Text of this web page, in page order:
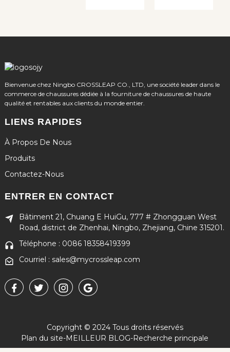
Bienvenue chez Ningbo CROSSLEAP CO., LTD, une société leader dans le
commerce de chaussures dédiée à la fourniture de chaussures de haute
qualité et rentables aux clients du monde entier.
LIENS RAPIDES
À Propos De Nous
Produits
Contactez-Nous
ENTRER EN CONTACT
Bâtiment 21, Chuang E HuiGu, 777 # Zhongguan West
Road, district de Zhenhai, Ningbo, Zhejiang, Chine 315201.
Téléphone : 0086 18358419399
Courriel : sales@mycrossleap.com
Copyright © 2024 Tous droits réservés
Plan du site-MEILLEUR BLOG-Recherche principale